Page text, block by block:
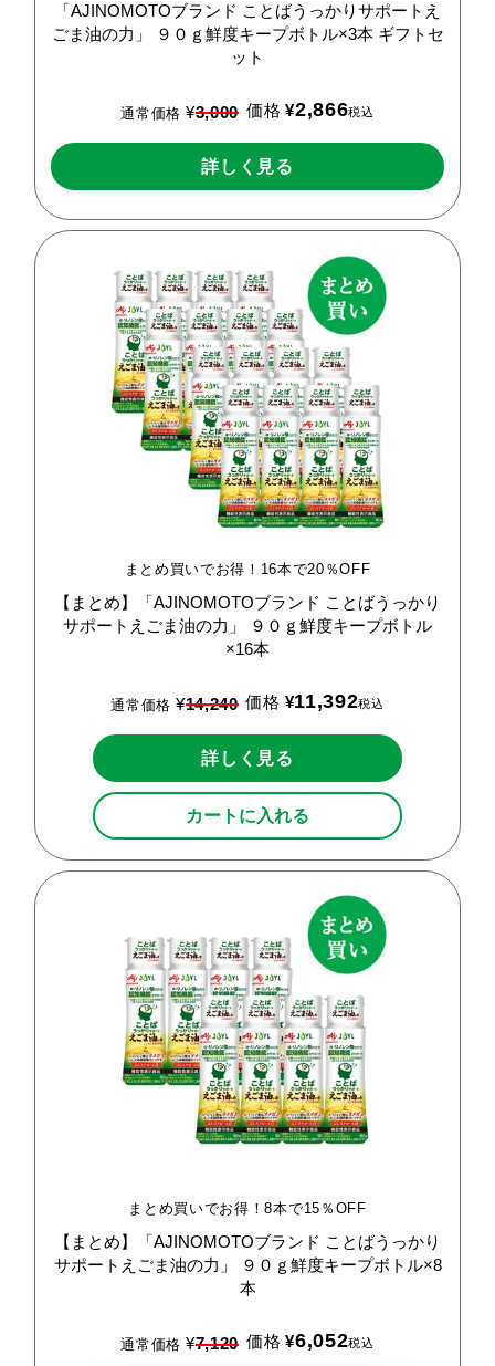
「AJINOMOTOブランド ことばうっかりサポートえ
ごま油の力」
９０ｇ鮮度キープボトル×3本 ギフトセ
ット
通常価格 ¥3,000 価格 ¥2,866税込
詳しく見る
まとめ買いでお得！16本で20％OFF
【まとめ】「AJINOMOTOブランド ことばうっかり
サポートえごま油の力」
９０ｇ鮮度キープボトル
×16本
通常価格 ¥14,240 価格 ¥11,392税込
詳しく見る
カートに入れる
まとめ買いでお得！8本で15％OFF
【まとめ】「AJINOMOTOブランド ことばうっかり
サポートえごま油の力」
９０ｇ鮮度キープボトル×8
本
通常価格 ¥7,120 価格 ¥6,052税込